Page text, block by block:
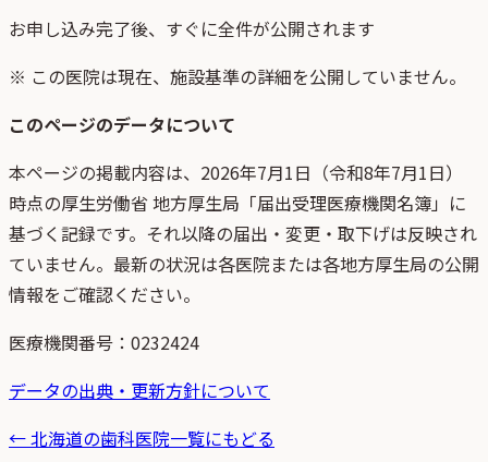
お申し込み完了後、すぐに全件が公開されます
※ この医院は現在、施設基準の詳細を公開していません。
このページのデータについて
本ページの掲載内容は、 2026年7月1日 （令和8年7月1日）
時点の厚生労働省 地方厚生局「届出受理医療機関名簿」 に
基づく記録です。それ以降の届出・変更・取下げは反映され
ていません。最新の状況は各医院または各地方厚生局の公開
情報をご確認ください。
医療機関番号： 0232424
データの出典・更新方針について
←北海道の歯科医院一覧にもどる